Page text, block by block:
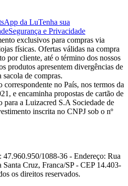
da LuTenha sua
Segurança e Privacidade
exclusivos para compras via
físicas. Ofertas válidas na compra
por cliente, até o término dos nossos
produtos apresentem divergências de
de compras.
no País, nos termos da
e encaminha propostas de cartão de
para a Luizacred S.A Sociedade de
inscrita no CNPJ sob o nº
1088-36 - Endereço: Rua
Cruz, Franca/SP - CEP 14.403-
os direitos reservados.